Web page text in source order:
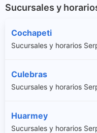
Sucursales y
Cochapeti
Sucursales y horarios
Culebras
Sucursales y horarios
Huarmey
Sucursales y horarios